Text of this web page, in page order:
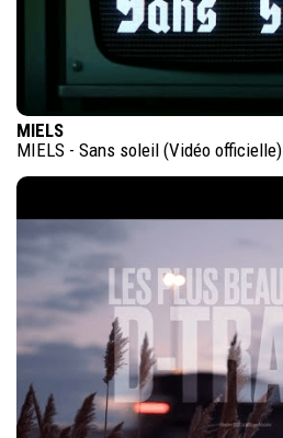
MIELS
MIELS - Sans soleil (Vidéo officielle)